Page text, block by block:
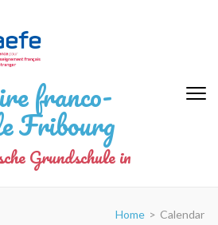
franco-
Fribourg
Grundschule in
Home > Calendar